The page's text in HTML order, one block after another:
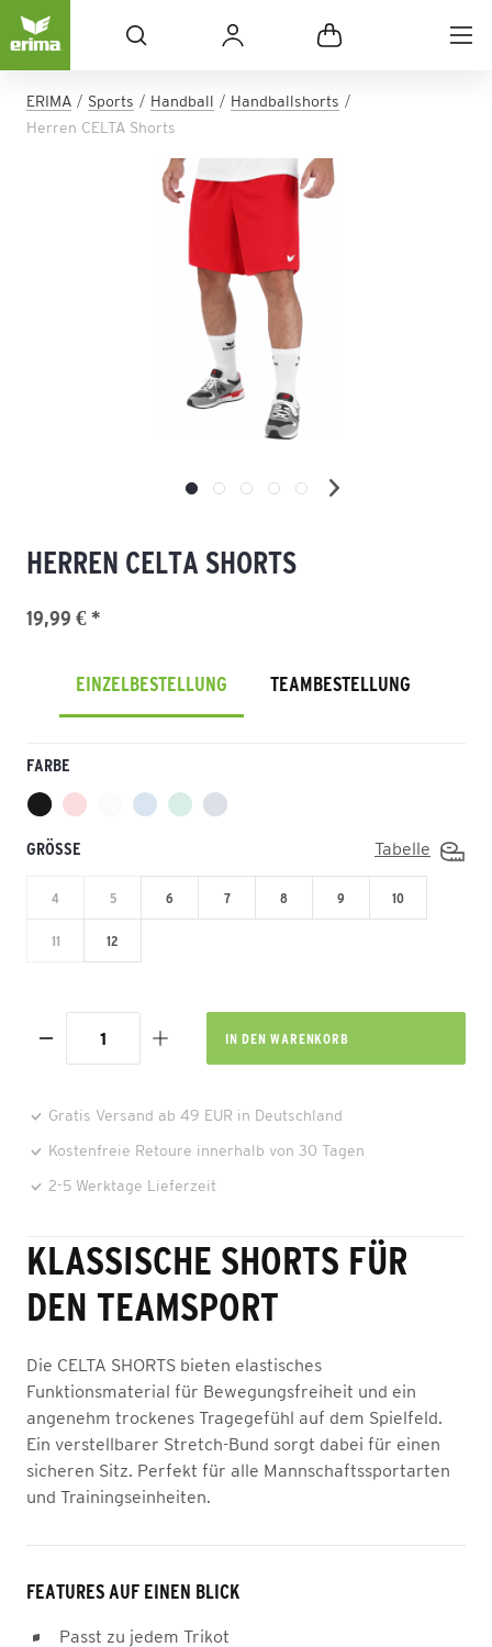
ERIMA Sports Handball
Handballshorts
Herren CELTA Shorts
HERREN CELTA SHORTS
19,99 € *
EINZELBESTELLUNG TEAMBESTELLUNG
FARBE
GRÖSSE Tabelle
4 5 6 7 8 9 10
11 12
IN DEN WARENKORB
Gratis Versand ab 49 EUR in Deutschland
Kostenfreie Retoure innerhalb von 30 Tagen
2-5 Werktage Lieferzeit
KLASSISCHE SHORTS FÜR
DEN TEAMSPORT
Die CELTA SHORTS bieten elastisches
Funktionsmaterial für Bewegungsfreiheit und ein
angenehm trockenes Tragegefühl auf dem Spielfeld.
Ein verstellbarer Stretch-Bund sorgt dabei für einen
sicheren Sitz. Perfekt für alle Mannschaftssportarten
und Trainingseinheiten.
FEATURES AUF EINEN BLICK
Passt zu jedem Trikot